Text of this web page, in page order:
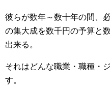
彼らが数年～数十年の間、
の集大成を数千円の予算と
出来る。
それはどんな職業・職種・
す。